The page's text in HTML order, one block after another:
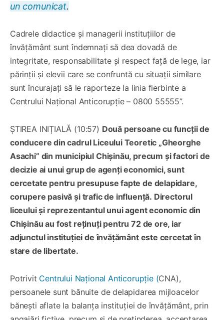
un comunicat.
Cadrele didactice și managerii instituțiilor de
învățământ sunt îndemnați să dea dovadă de
integritate, responsabilitate și respect față de lege, iar
părinții și elevii care se confruntă cu situații similare
sunt încurajați să le raporteze la linia fierbinte a
Centrului Național Anticorupție – 0800 55555”.
ȘTIREA INIȚIALĂ (10:57) Două persoane cu funcții de
conducere din cadrul Liceului Teoretic „Gheorghe
Asachi” din municipiul Chișinău, precum și factori de
decizie ai unui grup de agenți economici, sunt
cercetate pentru presupuse fapte de delapidare,
corupere pasivă și trafic de influență. Directorul
liceului și reprezentantul unui agent economic din
Chișinău au fost reținuți pentru 72 de ore, iar
adjunctul instituției de învățământ este cercetat în
stare de libertate.
Potrivit Centrului Național Anticorupție (CNA),
persoanele sunt bănuite de delapidarea mijloacelor
bănești aflate la balanța instituției de învățământ, prin